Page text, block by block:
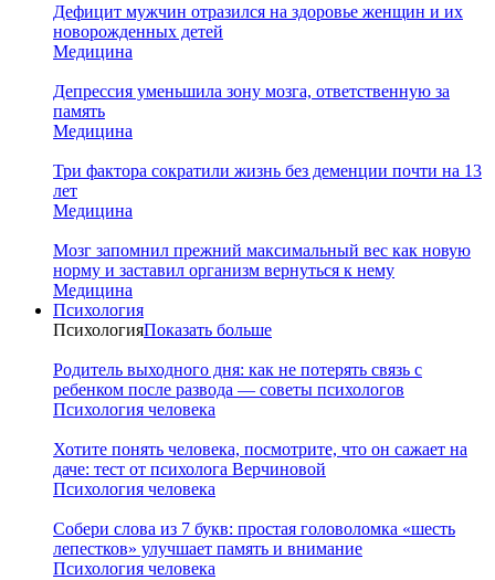
Дефицит мужчин отразился на здоровье женщин и их
новорожденных детей
Медицина
Депрессия уменьшила зону мозга, ответственную за
память
Медицина
Три фактора сократили жизнь без деменции почти на 13
лет
Медицина
Мозг запомнил прежний максимальный вес как новую
норму и заставил организм вернуться к нему
Медицина
Психология
ПсихологияПоказать больше
Родитель выходного дня: как не потерять связь с
ребенком после развода — советы психологов
Психология человека
Хотите понять человека, посмотрите, что он сажает на
даче: тест от психолога Верчиновой
Психология человека
Собери слова из 7 букв: простая головоломка «шесть
лепестков» улучшает память и внимание
Психология человека